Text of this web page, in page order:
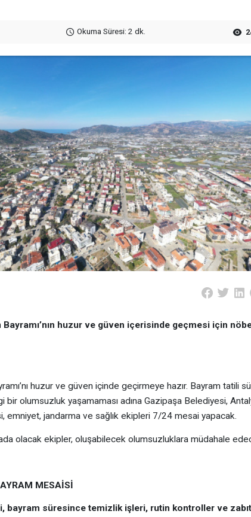
Okuma Süresi: 2 dk.
Bayramı’nın huzur ve güven içerisinde geçmesi için
huzur ve güven içinde geçirmeye hazır. Bayram tatili
bir olumsuzluk yaşamaması adına Gazipaşa Belediyesi,
emniyet, jandarma ve sağlık ekipleri 7/24 mesai yapacak.
olacak ekipler, oluşabilecek olumsuzluklara müdahale
MESAİSİ
bayram süresince temizlik işleri, rutin kontroller ve